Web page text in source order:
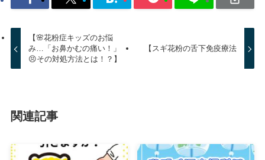
【🌸花粉症キッズのお悩
み…「お鼻かむの痛い！」
😣その対処方法とは！？】
【スギ花粉の舌下免疫療法
関連記事